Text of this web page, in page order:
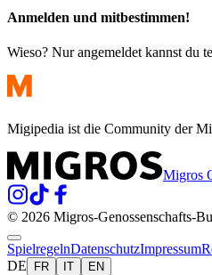
Anmelden und mitbestimmen!
Wieso? Nur angemeldet kannst du
Migipedia ist die Community der
Migros
© 2026 Migros-Genossenschafts-
SpielregelnDatenschutzImpressum
DE
FR IT EN